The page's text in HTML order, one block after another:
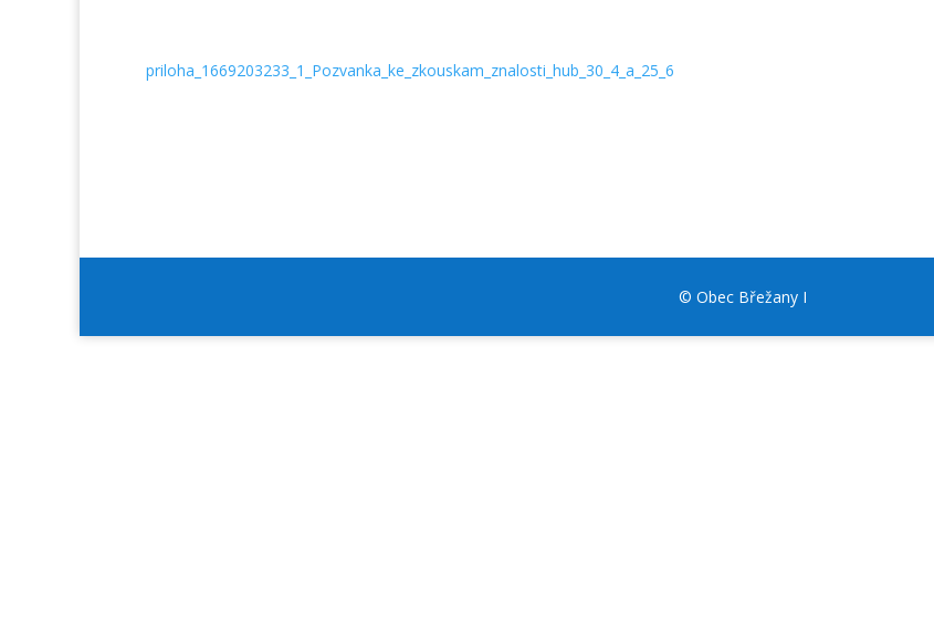
priloha_1669203233_1_Pozvanka_ke_zkouskam_znalosti_hub_30_4_a_25_6
© Obec Břežany I